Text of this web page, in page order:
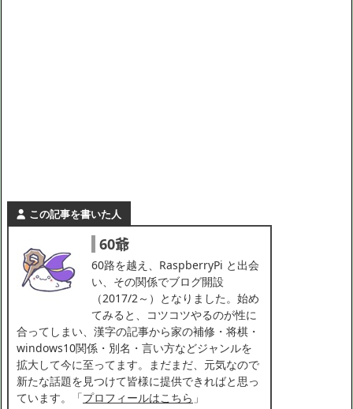
この記事を書いた人
60爺
60路を越え、RaspberryPi と出会
い、その関係でブログ開設
（2017/2～）となりました。始め
てみると、コツコツやるのが性に
合ってしまい、漢字の記事から家の補修・将棋・
windows10関係・別名・言い方などジャンルを
拡大して今に至ってます。まだまだ、元気なので
新たな話題を見つけて皆様に提供できればと思っ
ています。「プロフィールはこちら 」